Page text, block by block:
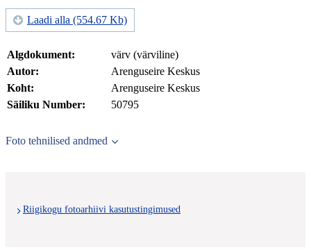
Laadi alla (554.67 Kb)
Algdokument:
värv (värviline)
Autor:
Arenguseire Keskus
Koht:
Arenguseire Keskus
Säiliku Number:
50795
Foto tehnilised andmed
Riigikogu fotoarhiivi kasutustingimused